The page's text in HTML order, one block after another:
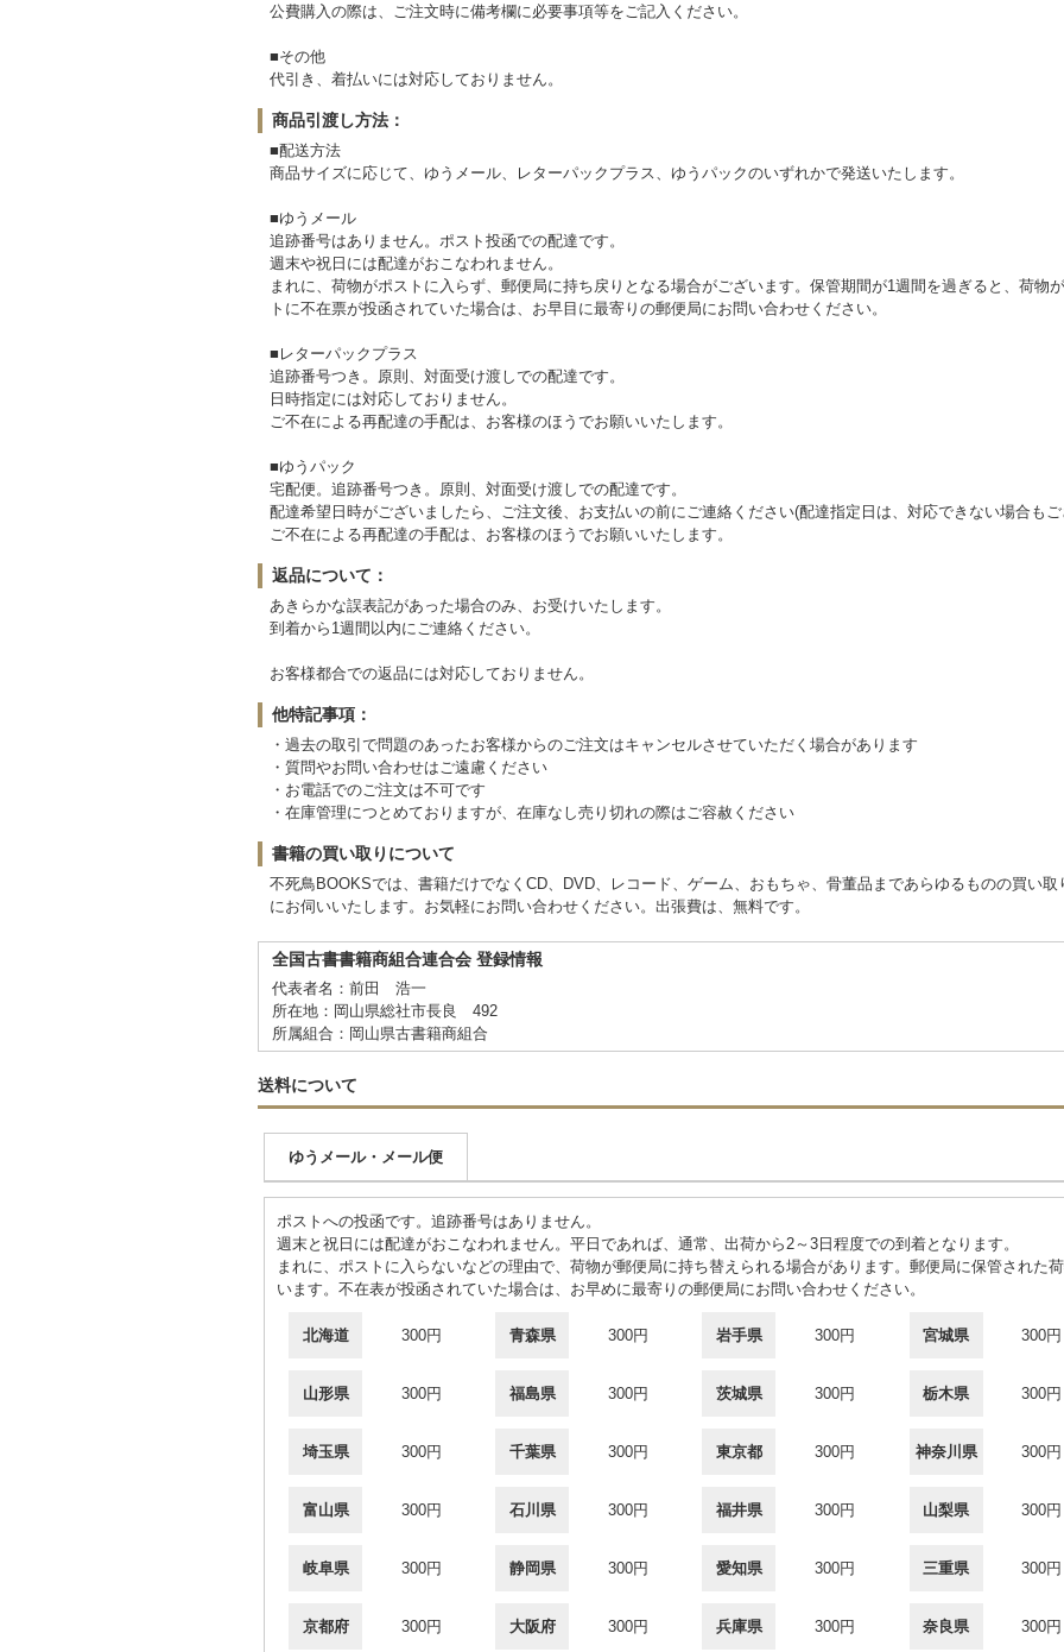
公費購入の際は、ご注文時に備考欄に必要事項等をご記入ください。
■その他
代引き、着払いには対応しておりません。
商品引渡し方法：
■配送方法
商品サイズに応じて、ゆうメール、レターパックプラス、ゆうパックのいずれかで発送いたします。
■ゆうメール
追跡番号はありません。ポスト投函での配達です。
週末や祝日には配達がおこなわれません。
まれに、荷物がポストに入らず、郵便局に持ち戻りとなる場合がございます。保管期間が1週間を過ぎると、荷物
トに不在票が投函されていた場合は、お早目に最寄りの郵便局にお問い合わせください。
■レターパックプラス
追跡番号つき。原則、対面受け渡しでの配達です。
日時指定には対応しておりません。
ご不在による再配達の手配は、お客様のほうでお願いいたします。
■ゆうパック
宅配便。追跡番号つき。原則、対面受け渡しでの配達です。
配達希望日時がございましたら、ご注文後、お支払いの前にご連絡ください(配達指定日は、対応できない場合もご
ご不在による再配達の手配は、お客様のほうでお願いいたします。
返品について：
あきらかな誤表記があった場合のみ、お受けいたします。
到着から1週間以内にご連絡ください。
お客様都合での返品には対応しておりません。
他特記事項：
・過去の取引で問題のあったお客様からのご注文はキャンセルさせていただく場合があります
・質問やお問い合わせはご遠慮ください
・お電話でのご注文は不可です
・在庫管理につとめておりますが、在庫なし売り切れの際はご容赦ください
書籍の買い取りについて
不死鳥BOOKSでは、書籍だけでなくCD、DVD、レコード、ゲーム、おもちゃ、骨董品まであらゆるものの買い
にお伺いいたします。お気軽にお問い合わせください。出張費は、無料です。
全国古書書籍商組合連合会 登録情報
代表者名：前田 浩一
所在地：岡山県総社市長良 492
所属組合：岡山県古書籍商組合
送料について
ゆうメール・メール便
ポストへの投函です。追跡番号はありません。
週末と祝日には配達がおこなわれません。平日であれば、通常、出荷から2～3日程度での到着となります。
まれに、ポストに入らないなどの理由で、荷物が郵便局に持ち替えられる場合があります。郵便局に保管された
います。不在表が投函されていた場合は、お早めに最寄りの郵便局にお問い合わせください。
北海道 300円 青森県 300円 岩手県 300円 宮城県 300円
山形県 300円 福島県 300円 茨城県 300円 栃木県 300円
埼玉県 300円 千葉県 300円 東京都 300円 神奈川県 300円
富山県 300円 石川県 300円 福井県 300円 山梨県 300円
岐阜県 300円 静岡県 300円 愛知県 300円 三重県 300円
京都府 300円 大阪府 300円 兵庫県 300円 奈良県 300円